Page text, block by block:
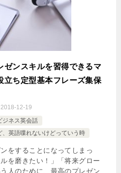
ゼンスキルを習得できるマ
立ち定型基本フレーズ集保
2018-12-19
ジネス英会話
英語喋れないけどっていう時
をすることになってしまっ
を磨きたい！」「将来グロー
人のために、最高のプレゼン